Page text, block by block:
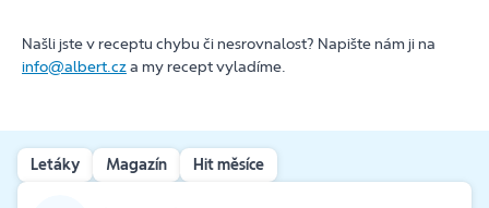
Našli jste v receptu chybu či nesrovnalost? Napište nám ji na
info@albert.cza my recept vyladíme.
Letáky Magazín Hit měsíce